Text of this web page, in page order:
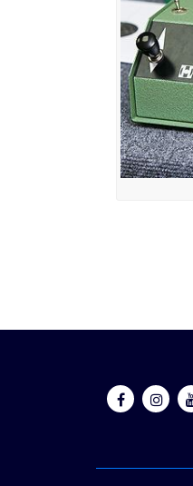
Nous contacter